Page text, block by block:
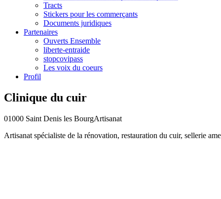
Tracts
Stickers pour les commerçants
Documents juridiques
Partenaires
Ouverts Ensemble
liberte-entraide
stopcovipass
Les voix du coeurs
Profil
Clinique du cuir
01000 Saint Denis les BourgArtisanat
Artisanat spécialiste de la rénovation, restauration du cuir, sellerie